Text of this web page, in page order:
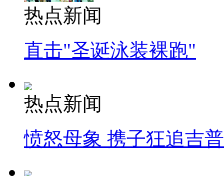
热点新闻
直击"圣诞泳装裸跑"
热点新闻
愤怒母象 携子狂追吉